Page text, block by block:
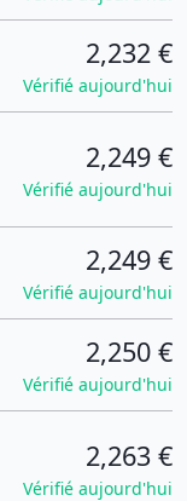
2,232 €
Vérifié aujourd'hui
2,249 €
Vérifié aujourd'hui
2,249 €
Vérifié aujourd'hui
2,250 €
Vérifié aujourd'hui
2,263 €
Vérifié aujourd'hui